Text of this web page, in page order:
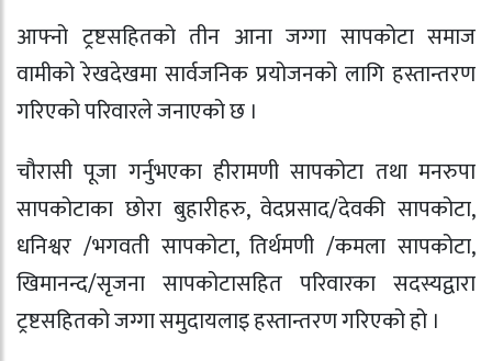
आफ्नो ट्रष्टसहितको तीन आना जग्गा सापकोटा समाज
वामीको रेखदेखमा सार्वजनिक प्रयोजनको लागि हस्तान्तरण
गरिएको परिवारले जनाएको छ ।
चौरासी पूजा गर्नुभएका हीरामणी सापकोटा तथा मनरुपा
सापकोटाका छोरा बुहारीहरु, वेदप्रसाद/देवकी सापकोटा,
धनिश्वर /भगवती सापकोटा, तिर्थमणी /कमला सापकोटा,
खिमानन्द/सृजना सापकोटासहित परिवारका सदस्यद्वारा
ट्रष्टसहितको जग्गा समुदायलाइ हस्तान्तरण गरिएको हो ।